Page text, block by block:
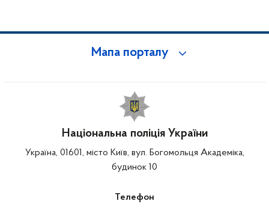
Мапа порталу
Національна поліція України
Україна, 01601, місто Київ, вул. Богомольця Академіка,
будинок 10
Телефон